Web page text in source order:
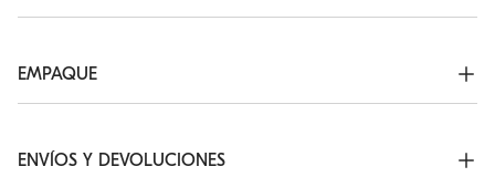
Correa ajustable y desmontable
Forro de piel
Bolsillo interno con cierre de cremallera
ancho y 9 cm de alto
EMPAQUE
siguiendo los valores de la empresa. Producido con fuentes
certificadas FSC®, el empaque interno ha sido creado para ser
ENVÍOS Y DEVOLUCIONES